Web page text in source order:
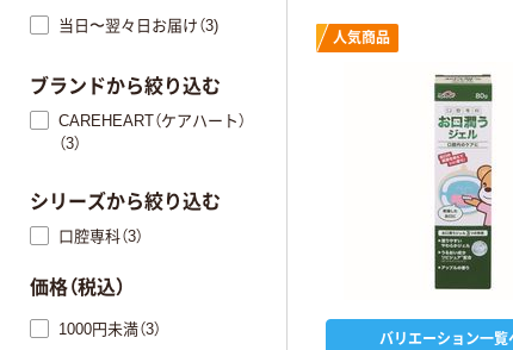
人気商品
バリエーション一覧
当日〜翌々日お届け（3)
ブランドから絞り込む
CAREHEART（ケアハート）
（3）
シリーズから絞り込む
口腔専科（3）
価格（税込）
1000円未満（3）